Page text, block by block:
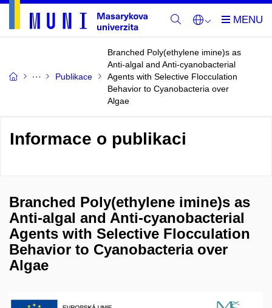
Publikace
Branched Poly(ethylene imine)s as
Anti-algal and Anti-cyanobacterial
Agents with Selective Flocculation
Behavior to Cyanobacteria over
Algae
Informace o publikaci
Branched Poly(ethylene imine)s as
Anti-algal and Anti-cyanobacterial
Agents with Selective Flocculation
Behavior to Cyanobacteria over
Algae